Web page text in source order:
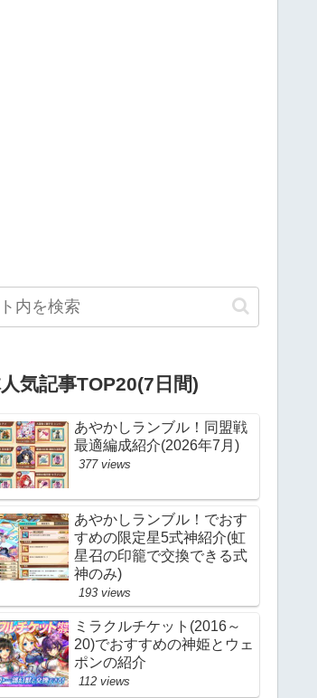
気記事TOP20(7日間)
あやかしランブル！同盟戦
最適編成紹介(2026年7月)
377 views
あやかしランブル！でおす
すめの限定星5式神紹介(虹
星召の印籠で交換できる式
神のみ)
193 views
ミラクルチケット(2016～
20)でおすすめの神姫とウェ
ポンの紹介
112 views